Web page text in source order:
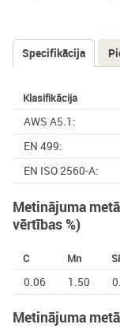
Tabs
Specifikācija (aktīvā
cilne)
Klasifikācija
AWS A5.1:
EN 499:
EN ISO 2560-A:
Metinājuma
vērtības %)
C Mn Si
0.06 1.50
Metinājuma